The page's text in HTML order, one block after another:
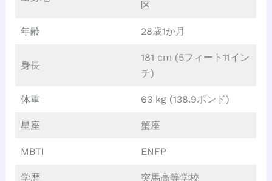
区
年齢 28歳1か月
身長
181 cm (5フィート11イン
チ)
体重 63 kg (138.9ポンド)
星座 蟹座
MBTI ENFP
学歴 突馬高等学校